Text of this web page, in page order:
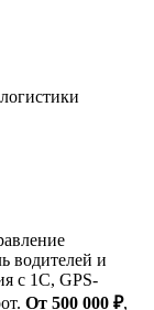
водителей и
с 1С, GPS-
От 500 000 ₽,